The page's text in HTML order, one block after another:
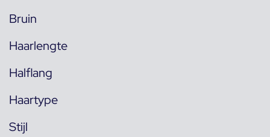
Bruin
Haarlengte
Halflang
Haartype
Stijl